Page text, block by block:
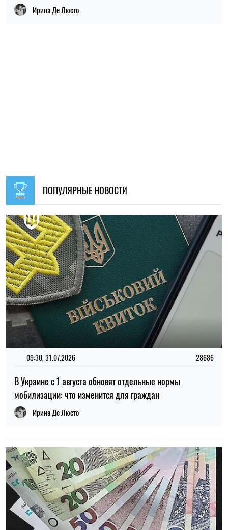
Ирина Де Люсто
ПОПУЛЯРНЫЕ НОВОСТИ
09:30, 31.07.2026 28686
В Украине с 1 августа обновят отдельные нормы
мобилизации: что изменится для граждан
Ирина Де Люсто